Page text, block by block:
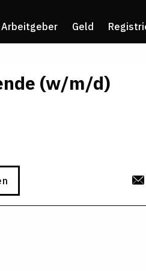
Arbeitgeber Geld
(w/m/d)